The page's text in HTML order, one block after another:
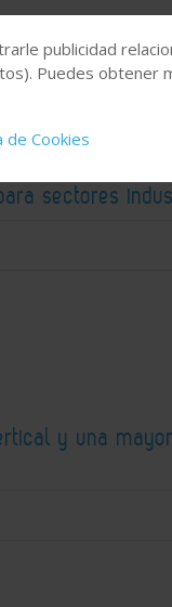
sectores
y una mayor
publicidad
Puedes obtener
de Cookies